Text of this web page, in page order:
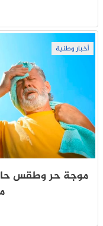
أخبار وطنية
موجة حر وطقس حار